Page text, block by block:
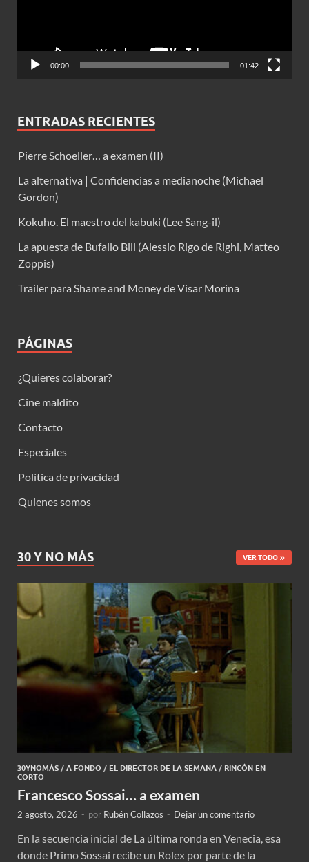
00:00 01:42
ENTRADAS RECIENTES
Pierre Schoeller… a examen (II)
La alternativa | Confidencias a medianoche (Michael
Gordon)
Kokuho. El maestro del kabuki (Lee Sang-il)
La apuesta de Bufallo Bill (Alessio Rigo de Righi, Matteo
Zoppis)
Trailer para Shame and Money de Visar Morina
PÁGINAS
¿Quieres colaborar?
Cine maldito
Contacto
Especiales
Política de privacidad
Quienes somos
30 Y NO MÁS VER TODO
30YNOMÁS / A FONDO / EL DIRECTOR DE LA SEMANA / RINCÓN EN
CORTO
Francesco Sossai… a examen
2 agosto, 2026 - por Rubén Collazos - Dejar un comentario
En la secuencia inicial de La última ronda en Venecia, esa
donde Primo Sossai recibe un Rolex por parte de la